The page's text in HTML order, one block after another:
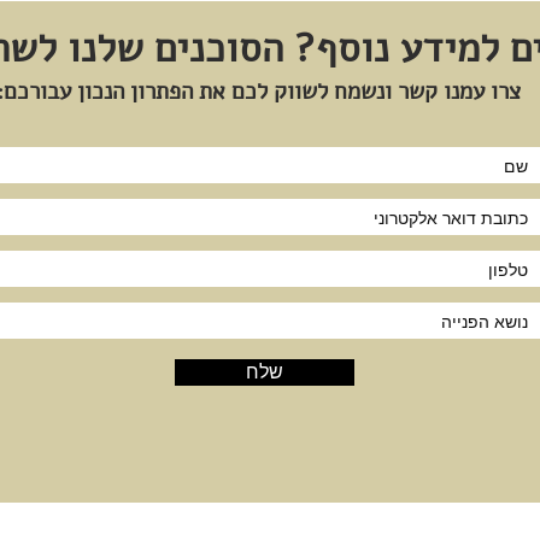
למידע נוסף? הסוכנים שלנו
:צרו עמנו קשר ונשמח לשווק לכם את הפתרון הנכון עבורכם
שלח